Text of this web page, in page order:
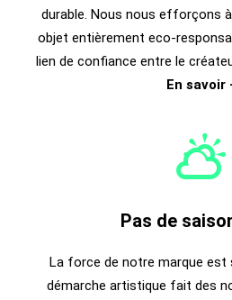
durable. Nous nous efforçons
objet entièrement eco-
lien de confiance entre le
En savoir
Pas de
La force de notre marque est
démarche artistique fait des